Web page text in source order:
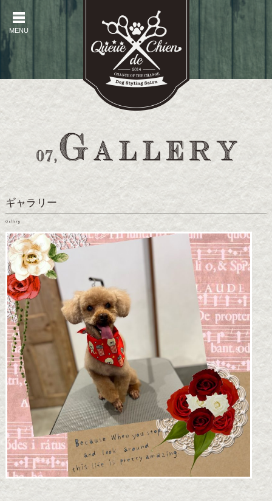
MENU
ギャラリー
Gallery